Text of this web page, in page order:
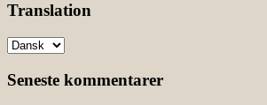
Translation
Seneste kommentarer